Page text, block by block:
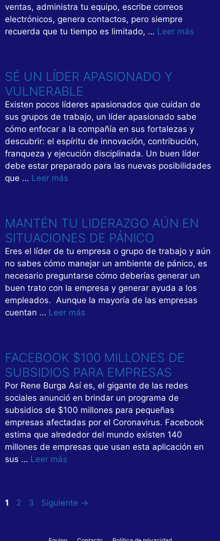
ventas, administra tu equipo, escribe correos
electrónicos, genera contactos, pero siempre
recuerda que tu tiempo es limitado, … Leer más
SÉ UN LÍDER APASIONADO Y
VULNERABLE
Existen pocos líderes apasionados que cuidan de
sus grupos de trabajo, un líder apasionado sabe
cómo enfocar a la compañía en sus fortalezas y
descubrir: el espíritu de innovación, contribución,
franqueza y ejecución disciplinada. Un buen líder
debe estar preparado para las nuevas posibilidades
que … Leer más
MANTÉN TU LIDERAZGO AÚN EN
SITUACIONES DE PÁNICO
Eres el líder de tu empresa o grupo de trabajo y aún
no sabes cómo manejar un ambiente de pánico, es
necesario preguntarse cómo deberías generar un
buen trato con la empresa y generar ayuda a los
empleados. Aunque la mayoría de las empresas
cuentan … Leer más
FACEBOOK $100 MILLONES DE
SUBSIDIOS PARA EMPRESAS
Por Rene Burga Así es, el gigante de las redes
sociales anunció en brindar un programa de
subsidios de $100 millones para pequeñas
empresas afectadas por el Coronavirus. Facebook
estima que alrededor del mundo existen 140
millones de empresas que usan esta aplicación en
sus … Leer más
Página
1 Página
2 Página
3 Siguiente →